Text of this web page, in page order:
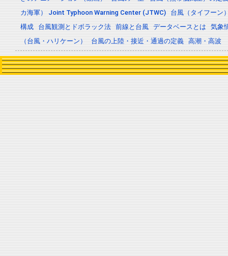
カ海軍） Joint Typhoon Warning Center (JTWC)
台風（タイフーン
構成
台風観測とドボラック法 前線と台風 データベースとは
気象
（台風・ハリケーン）
台風の上陸・接近・通過の定義 高潮・高波